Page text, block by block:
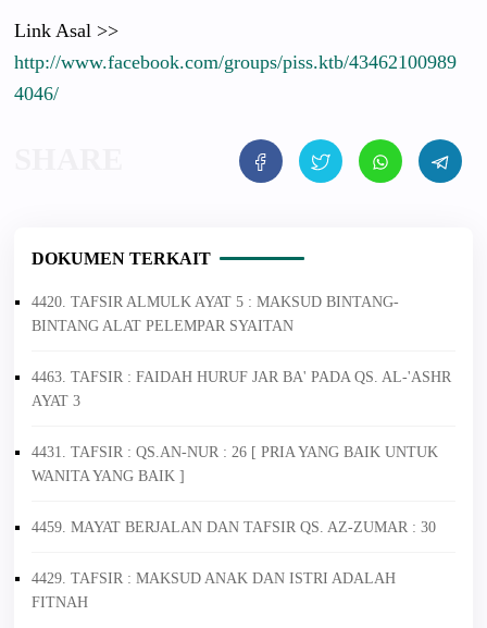
Link Asal >>
http://www.facebook.com/groups/piss.ktb/43462100989
4046/
DOKUMEN TERKAIT
4420. TAFSIR ALMULK AYAT 5 : MAKSUD BINTANG-
BINTANG ALAT PELEMPAR SYAITAN
4463. TAFSIR : FAIDAH HURUF JAR BA' PADA QS. AL-'ASHR
AYAT 3
4431. TAFSIR : QS.AN-NUR : 26 [ PRIA YANG BAIK UNTUK
WANITA YANG BAIK ]
4459. MAYAT BERJALAN DAN TAFSIR QS. AZ-ZUMAR : 30
4429. TAFSIR : MAKSUD ANAK DAN ISTRI ADALAH
FITNAH